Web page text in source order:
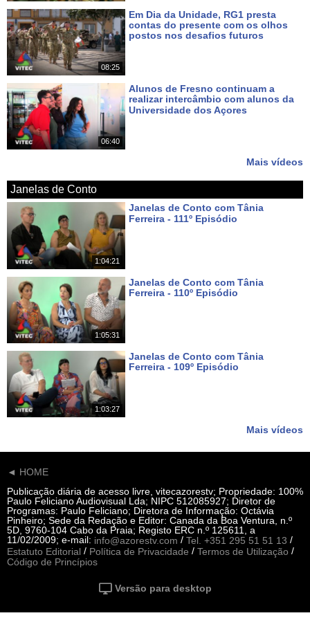
08:25
Em Dia da Unidade, RG1 presta
contas do presente com os olhos
postos nos desafios futuros
06:40
Alunos de Fresno continuam a
realizar intercâmbio com alunos da
Universidade dos Açores
Mais vídeos
Janelas de Conto
1:04:21
Janelas de Conto com Tânia
Ferreira - 111º Episódio
1:05:31
Janelas de Conto com Tânia
Ferreira - 110º Episódio
1:03:27
Janelas de Conto com Tânia
Ferreira - 109º Episódio
Mais vídeos
◄ HOME
Publicação diária de acesso livre, vitecazorestv; Propriedade: 100%
Paulo Feliciano Audiovisual Lda; NIPC 512085927; Diretor de
Programas: Paulo Feliciano; Diretora de Informação: Octávia
Pinheiro; Sede da Redação e Editor: Canada da Boa Ventura, n.º
5D, 9760-104 Cabo da Praia; Registo ERC n.º 125611, a
11/02/2009; e-mail: info@azorestv.com / Tel. +351 295 51 51 13 /
Estatuto Editorial / Política de Privacidade / Termos de Utilização /
Código de Princípios
Versão para desktop